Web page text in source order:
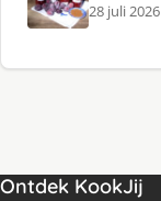
28 juli 2026
Ontdek KookJij